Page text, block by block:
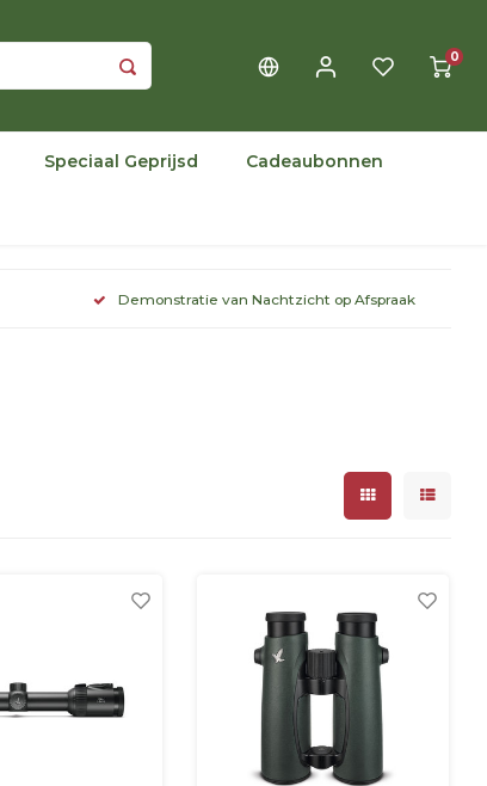
0
Speciaal Geprijsd Cadeaubonnen
Demonstratie van Nachtzicht op Afspraak